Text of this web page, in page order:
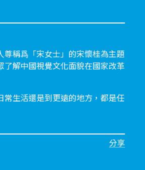
尊稱爲「宋女士」的宋懷桂為主題
了解中國視覺文化面貌在國家改革
常生活還是到更遠的地方，都是任
分享